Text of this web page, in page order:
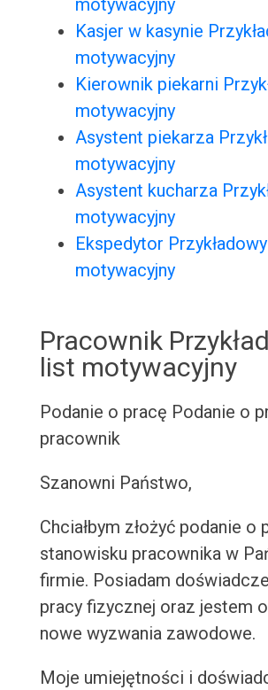
motywacyjny
Kasjer w kasynie
motywacyjny
Kierownik piekarni
motywacyjny
Asystent piekarza
motywacyjny
Asystent kucharza
motywacyjny
Ekspedytor
motywacyjny
Pracownik
list motywacyjny
Podanie o pracę Podanie o
pracownik
Szanowni Państwo,
Chciałbym złożyć podanie o
stanowisku pracownika w
firmie. Posiadam
pracy fizycznej oraz jestem
nowe wyzwania zawodowe.
Moje umiejętności i